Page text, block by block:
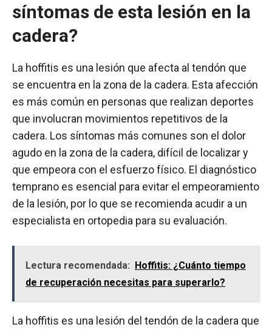
síntomas de esta lesión en la
cadera?
La hoffitis es una lesión que afecta al tendón que
se encuentra en la zona de la cadera. Esta afección
es más común en personas que realizan deportes
que involucran movimientos repetitivos de la
cadera. Los síntomas más comunes son el dolor
agudo en la zona de la cadera, difícil de localizar y
que empeora con el esfuerzo físico. El diagnóstico
temprano es esencial para evitar el empeoramiento
de la lesión, por lo que se recomienda acudir a un
especialista en ortopedia para su evaluación.
Lectura recomendada: Hoffitis: ¿Cuánto tiempo
de recuperación necesitas para superarlo?
La hoffitis es una lesión del tendón de la cadera que